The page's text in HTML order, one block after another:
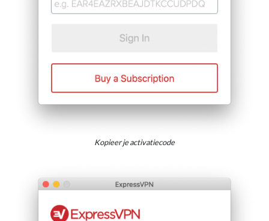
Kopieer je activatiecode